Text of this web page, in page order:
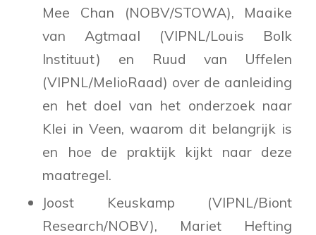
Mee Chan (NOBV/STOWA), Maaike
van Agtmaal (VIPNL/Louis Bolk
Instituut) en Ruud van Uffelen
(VIPNL/MelioRaad) over de aanleiding
en het doel van het onderzoek naar
Klei in Veen, waarom dit belangrijk is
en hoe de praktijk kijkt naar deze
maatregel.
Joost Keuskamp (VIPNL/Biont
Research/NOBV), Mariet Hefting